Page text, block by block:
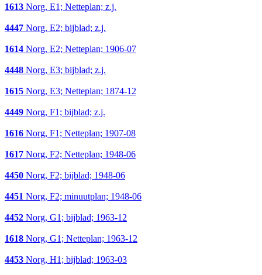
1613 Norg, E1; Netteplan; z.j.
4447 Norg, E2; bijblad; z.j.
1614 Norg, E2; Netteplan; 1906-07
4448 Norg, E3; bijblad; z.j.
1615 Norg, E3; Netteplan; 1874-12
4449 Norg, F1; bijblad; z.j.
1616 Norg, F1; Netteplan; 1907-08
1617 Norg, F2; Netteplan; 1948-06
4450 Norg, F2; bijblad; 1948-06
4451 Norg, F2; minuutplan; 1948-06
4452 Norg, G1; bijblad; 1963-12
1618 Norg, G1; Netteplan; 1963-12
4453 Norg, H1; bijblad; 1963-03